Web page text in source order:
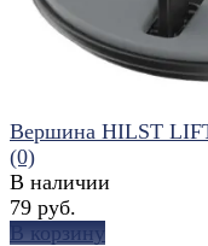
Вершина HILST
(0)
В наличии
79 руб.
В корзину